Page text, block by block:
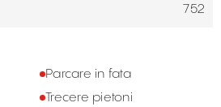
752
Parcare in fata
Trecere pietoni